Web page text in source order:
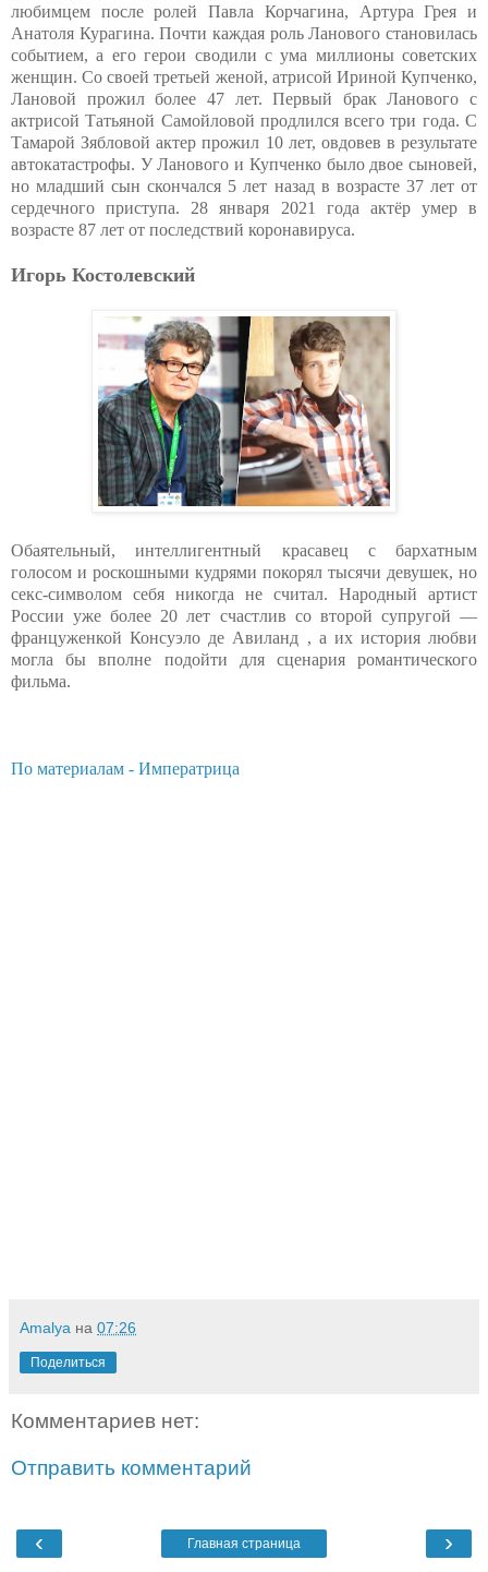
любимцем после ролей Павла Корчагина, Артура Грея и
Анатоля Курагина. Почти каждая роль Ланового становилась
событием, а его герои сводили с ума миллионы советских
женщин. Со своей третьей женой, атрисой Ириной Купченко,
Лановой прожил более 47 лет. Первый брак Ланового с
актрисой Татьяной Самойловой продлился всего три года. С
Тамарой Зябловой актер прожил 10 лет, овдовев в результате
автокатастрофы. У Ланового и Купченко было двое сыновей,
но младший сын скончался 5 лет назад в возрасте 37 лет от
сердечного приступа. 28 января 2021 года актёр умер в
возрасте 87 лет от последствий коронавируса.
Игорь Костолевский
Обаятельный, интеллигентный красавец с бархатным
голосом и роскошными кудрями покорял тысячи девушек, но
секс-символом себя никогда не считал. Народный артист
России уже более 20 лет счастлив со второй супругой —
француженкой Консуэло де Авиланд , а их история любви
могла бы вполне подойти для сценария романтического
фильма.
По материалам - Императрица
Amalya на 07:26
Поделиться
Комментариев нет:
Отправить комментарий
‹ ›
Главная страница